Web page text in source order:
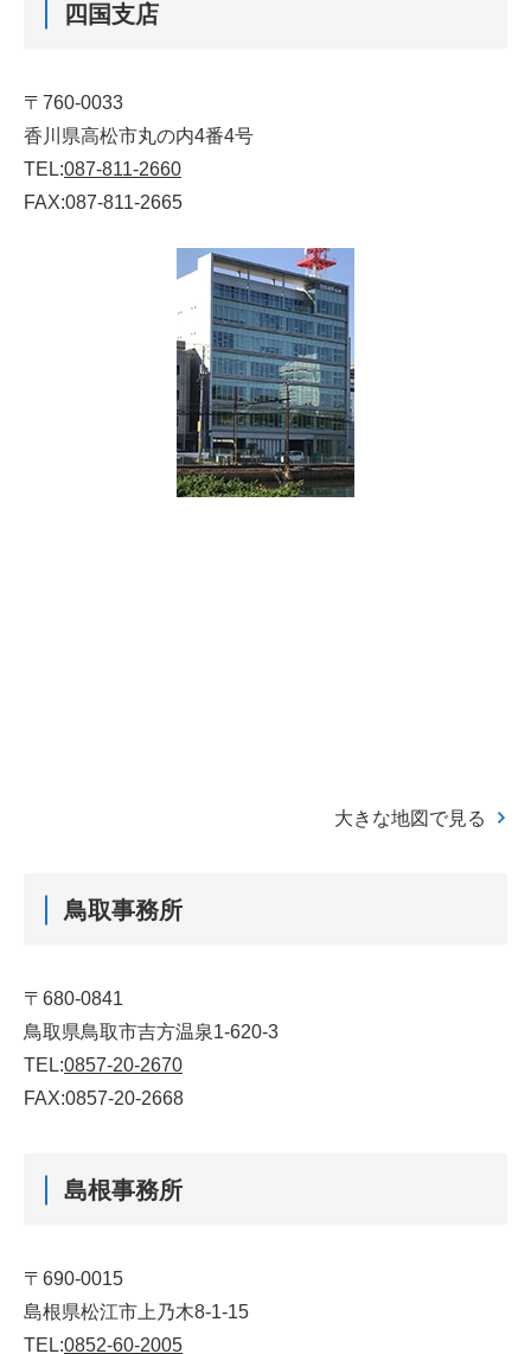
四国支店
〒760-0033
香川県高松市丸の内4番4号
TEL:087-811-2660
FAX:087-811-2665
大きな地図で見る
鳥取事務所
〒680-0841
鳥取県鳥取市吉方温泉1-620-3
TEL:0857-20-2670
FAX:0857-20-2668
島根事務所
〒690-0015
島根県松江市上乃木8-1-15
TEL:0852-60-2005